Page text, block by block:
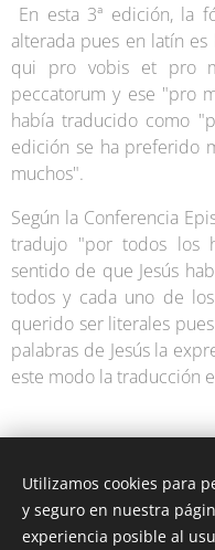
En esta 3ª edición, la
alterada pues en latín es
qui pro vobis et pro
peccatorum y ese "pro
había traducido como
edición se ha preferido
muchos".
Según la Conferencia
tradujo "por todos los
sentido de que Jesús
todos y cada uno de
querido ser literales
palabras de Jesús la
este modo la traducción
Utilizamos cookies para
y seguro en nuestra
experiencia posible al